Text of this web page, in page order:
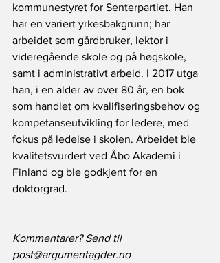
kommunestyret for Senterpartiet. Han
har en variert yrkesbakgrunn; har
arbeidet som gårdbruker, lektor i
videregående skole og på høgskole,
samt i administrativt arbeid. I 2017 utga
han, i en alder av over 80 år, en bok
som handlet om kvalifiseringsbehov og
kompetanseutvikling for ledere, med
fokus på ledelse i skolen. Arbeidet ble
kvalitetsvurdert ved Åbo Akademi i
Finland og ble godkjent for en
doktorgrad.
Kommentarer? Send til
post@argumentagder.no